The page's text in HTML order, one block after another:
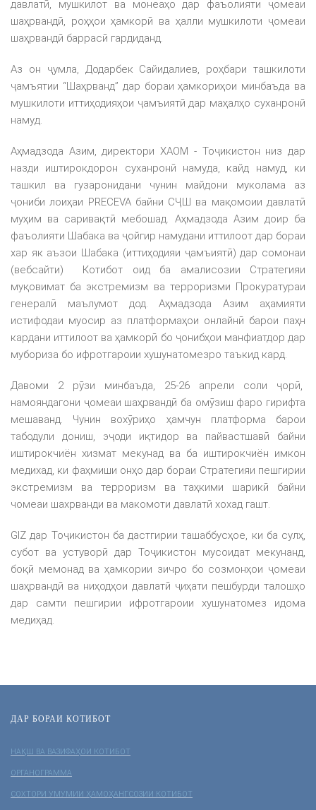
давлатӣ, мушкилот ва монеаҳо дар фаъолияти ҷомеаи
шаҳрвандӣ, роҳҳои ҳамкорӣ ва ҳалли мушкилоти ҷомеаи
шаҳрвандӣ баррасӣ гардиданд.
Аз он ҷумла, Додарбек Сайидалиев, роҳбари ташкилоти
ҷамъятии “Шаҳрванд” дар бораи ҳамкориҳои минбаъда ва
мушкилоти иттиҳодияҳои ҷамъиятӣ дар маҳалҳо суханронӣ
намуд.
Аҳмадзода Азим, директори ХАОМ - Тоҷикистон низ дар
назди иштирокдорон суханронӣ намуда, кайд намуд, ки
ташкил ва гузаронидани чунин майдони муколама аз
ҷониби лоиҳаи PRECEVA байни СҶШ ва мақомоии давлатӣ
муҳим ва саривақтӣ мебошад. Аҳмадзода Азим доир ба
фаъолияти Шабака ва ҷойгир намудани иттилоот дар бораи
хар як аъзои Шабака (иттиҳодияи ҷамъиятӣ) дар сомонаи
(вебсайти) Котибот оид ба амалисозии Стратегияи
муқовимат ба экстремизм ва терроризми Прокуратураи
генералӣ маълумот дод. Аҳмадзода Азим аҳамияти
истифодаи муосир аз платформаҳои онлайнӣ барои паҳн
кардани иттилоот ва ҳамкорӣ бо ҷонибҳои манфиатдор дар
мубориза бо ифротгароии хушунатомезро таъкид кард.
Давоми 2 рӯзи минбаъда, 25-26 апрели соли ҷорӣ,
намояндагони ҷомеаи шаҳрвандӣ ба омӯзиш фаро гирифта
мешаванд. Чунин вохӯриҳо ҳамчун платформа барои
табодули дониш, эҷоди иқтидор ва пайвастшавӣ байни
иштирокчиён хизмат мекунад ва ба иштирокчиён имкон
медихад, ки фаҳмиши онҳо дар бораи Стратегияи пешгирии
экстремизм ва терроризм ва таҳкими шарикӣ байни
чомеаи шахрванди ва макомоти давлатӣ хохад гашт.
GIZ дар Тоҷикистон ба дастгирии ташаббусҳое, ки ба сулҳ,
субот ва устуворӣ дар Тоҷикистон мусоидат мекунанд,
боқӣ мемонад ва ҳамкории зичро бо созмонҳои ҷомеаи
шаҳрвандӣ ва ниҳодҳои давлатӣ ҷиҳати пешбурди талошҳо
дар самти пешгирии ифротгароии хушунатомез идома
медиҳад.
ДАР БОРАИ КОТИБОТ
НАҚШ ВА ВАЗИФАҲОИ КОТИБОТ
ОРГАНОГРАММА
СОХТОРИ УМУМИИ ҲАМОҲАНГСОЗИИ КОТИБОТ